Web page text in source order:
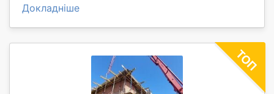
Докладніше